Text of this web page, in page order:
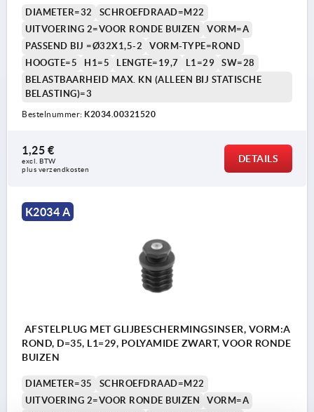
DIAMETER=32
SCHROEFDRAAD=M22
UITVOERING 2=VOOR RONDE BUIZEN
VORM=A
PASSEND BIJ =Ø32X1,5-2
VORM-TYPE=ROND
HOOGTE=5
H1=5 LENGTE=19,7 L1=29
SW=28
BELASTBAARHEID MAX. KN (ALLEEN BIJ STATISCHE
BELASTING)=3
Bestelnummer: K2034.00321520
1,25 €
excl. BTW
plus verzendkosten
DETAILS
K2034 A
AFSTELPLUG MET GLIJBESCHERMINGSINSER, VORM:A
ROND, D=35, L1=29, POLYAMIDE ZWART, VOOR RONDE
BUIZEN
DIAMETER=35
SCHROEFDRAAD=M22
UITVOERING 2=VOOR RONDE BUIZEN
VORM=A